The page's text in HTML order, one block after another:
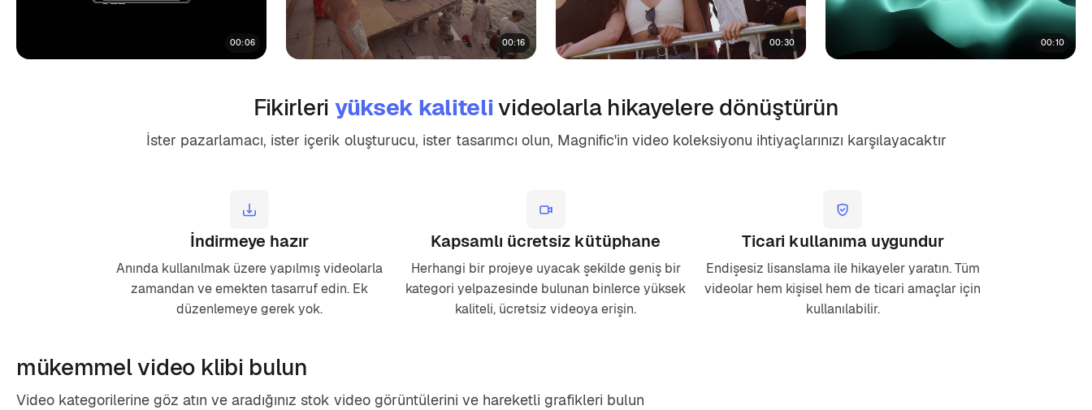
00:06 00:16 00:30 00:10
Fikirleri yüksek kalitelivideolarla hikayelere dönüştürün
İster pazarlamacı, ister içerik oluşturucu, ister tasarımcı olun, Magnific'in video koleksiyonu ihtiyaçlarınızı karşılayacaktır
İndirmeye hazır
Anında kullanılmak üzere yapılmış videolarla
zamandan ve emekten tasarruf edin. Ek
düzenlemeye gerek yok.
Kapsamlı ücretsiz kütüphane
Herhangi bir projeye uyacak şekilde geniş bir
kategori yelpazesinde bulunan binlerce yüksek
kaliteli, ücretsiz videoya erişin.
Ticari kullanıma uygundur
Endişesiz lisanslama ile hikayeler yaratın. Tüm
videolar hem kişisel hem de ticari amaçlar için
kullanılabilir.
mükemmel video klibi bulun
Video kategorilerine göz atın ve aradığınız stok video görüntülerini ve hareketli grafikleri bulun